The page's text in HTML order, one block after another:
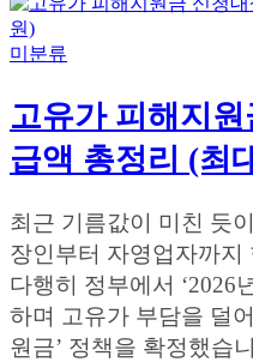
미분류
고유가 피해지원
급액 총정리 (최
최근 기름값이 미친 듯
장인부터 자영업자까지
다행히 정부에서 ‘2026
하며 고유가 부담을 덜
원금’ 정책을 확정했습